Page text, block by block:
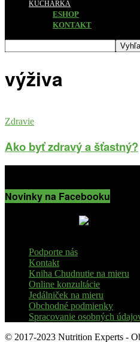
KUCHÁRKA
ESHOP
KONTAKT
výživa
Zdravie
Ako byť zdravý a šťastný?
Novinky na Facebooku
Podporte nás
Kontakt
Kniha Chudnutie na mieru
Online konzultácie
Jedálniček na mieru
Obchodné podmienky
Spracovanie osobných
© 2017-2023 Nutrition Experts -